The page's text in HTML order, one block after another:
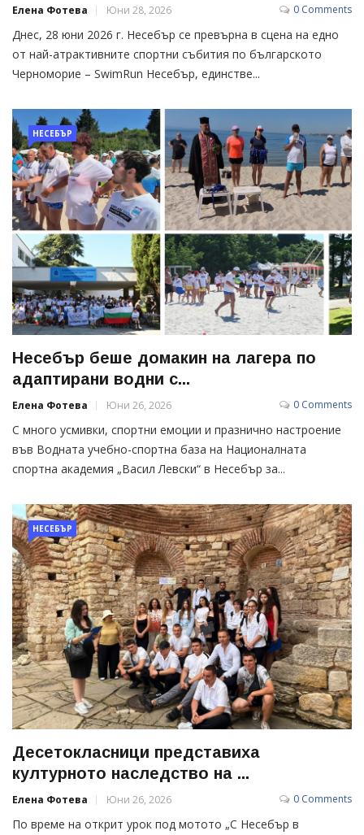
Елена Фотева Юни 28, 2026 0 Comments
Днес, 28 юни 2026 г. Несебър се превърна в сцена на едно
от най-атрактивните спортни събития по българското
Черноморие – SwimRun Несебър, единстве...
НЕСЕБЪР
Несебър беше домакин на лагера по
адаптирани водни с...
Елена Фотева Юни 26, 2026 0 Comments
С много усмивки, спортни емоции и празнично настроение
във Водната учебно-спортна база на Националната
спортна академия „Васил Левски“ в Несебър за...
НЕСЕБЪР
Десетокласници представиха
културното наследство на ...
Елена Фотева Юни 26, 2026 0 Comments
По време на открит урок под мотото „С Несебър в